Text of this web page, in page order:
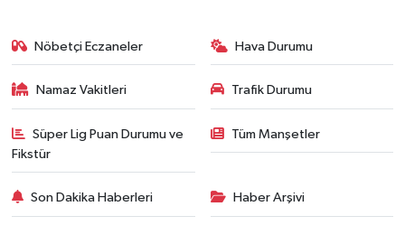
Nöbetçi Eczaneler Hava Durumu
Namaz Vakitleri Trafik Durumu
Süper Lig Puan Durumu ve
Fikstür
Tüm Manşetler
Son Dakika Haberleri Haber Arşivi